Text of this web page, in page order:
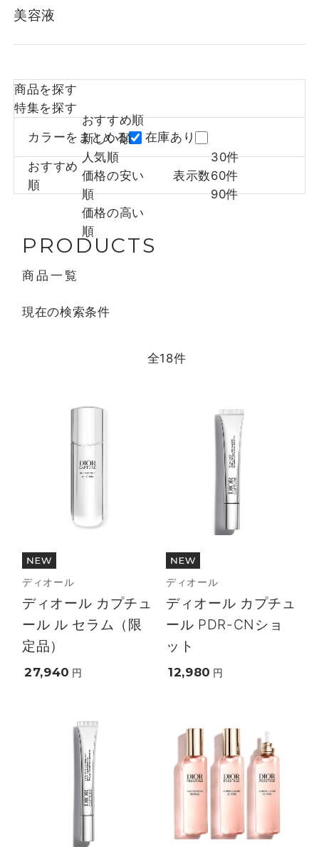
美容液
商品を探す
特集を探す
カラーをまとめる 在庫あり
おすすめ
順
おすすめ順
新しい順
人気順
価格の安い
順
価格の高い
順
表示数
30件
60件
90件
PRODUCTS
商品一覧
現在の検索条件
全18件
ディオール
ディオール カプチュ
ール ル セラム（限
定品）
27,940 円
ディオール
ディオール カプチュ
ール PDR-CNショ
ット
12,980 円